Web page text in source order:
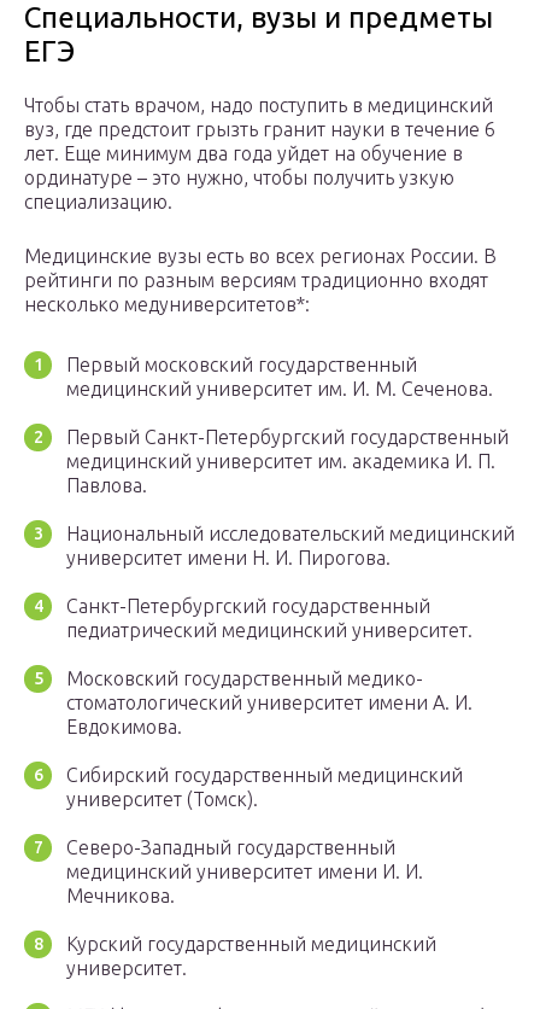
Специальности, вузы и предметы
ЕГЭ
Чтобы стать врачом, надо поступить в медицинский
вуз, где предстоит грызть гранит науки в течение 6
лет. Еще минимум два года уйдет на обучение в
ординатуре – это нужно, чтобы получить узкую
специализацию.
Медицинские вузы есть во всех регионах России. В
рейтинги по разным версиям традиционно входят
несколько медуниверситетов*:
Первый московский государственный
медицинский университет им. И. М. Сеченова.
Первый Санкт-Петербургский государственный
медицинский университет им. академика И. П.
Павлова.
Национальный исследовательский медицинский
университет имени Н. И. Пирогова.
Санкт-Петербургский государственный
педиатрический медицинский университет.
Московский государственный медико-
стоматологический университет имени А. И.
Евдокимова.
Сибирский государственный медицинский
университет (Томск).
Северо-Западный государственный
медицинский университет имени И. И.
Мечникова.
Курский государственный медицинский
университет.